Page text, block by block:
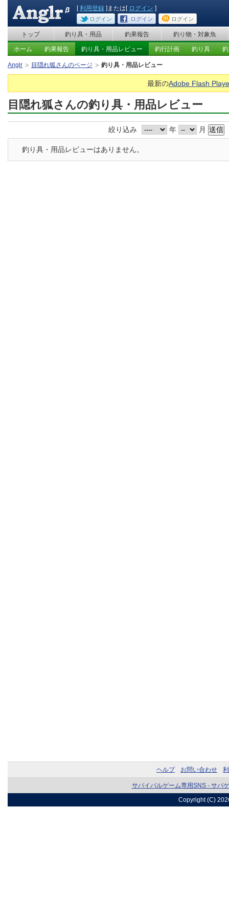
[利用登録 ]または[ ログイン ]
ログイン ログイン ログイン
トップ 釣り具・用品 釣果報告 釣り物・対象魚
ホーム 釣果報告 釣り具・用品レビュー 釣行計画 釣り具
Anglr 目隠れ狐さんのページ 釣り具・用品レビュー
最新のAdobe Flash
目隠れ狐さんの釣り具・用品レビュー
絞り込み 年 月
釣り具・用品レビューはありません。
ヘルプ お問い合わせ
サバイバルゲーム専用SNS - サバ
Copyright (C)